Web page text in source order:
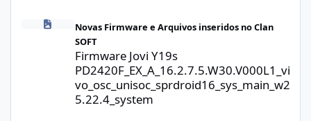
Firmware Jovi Y19s
Novas Firmware e Arquivos inseridos no Clan
SOFT
Firmware Jovi Y19s
PD2420F_EX_A_16.2.7.5.W30.V000L1_vi
vo_osc_unisoc_sprdroid16_sys_main_w2
5.22.4_system